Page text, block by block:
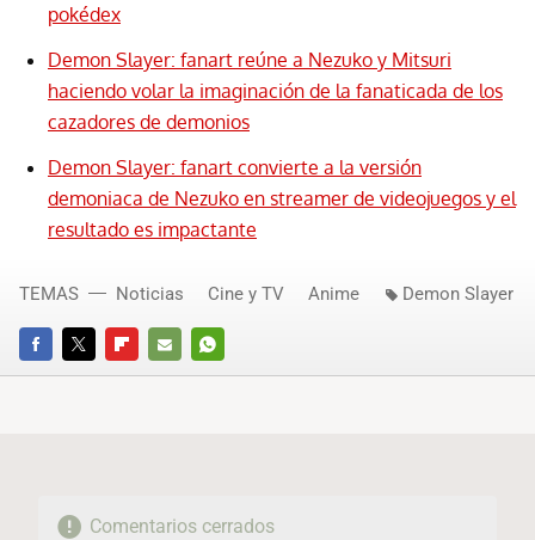
pokédex
Demon Slayer: fanart reúne a Nezuko y Mitsuri
haciendo volar la imaginación de la fanaticada de los
cazadores de demonios
Demon Slayer: fanart convierte a la versión
demoniaca de Nezuko en streamer de videojuegos y el
resultado es impactante
FACEBOOKTWITTERFLIPBOARD
E-
WHATSAPP
TEMAS Noticias Cine y TV Anime Demon Slayer
Comentarios cerrados